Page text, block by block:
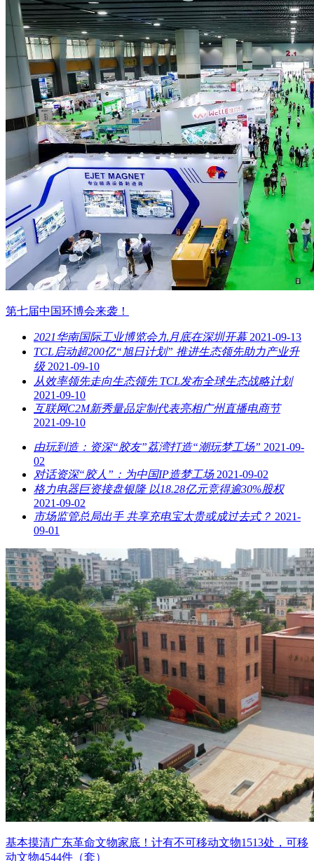
第七届中国环博会来袭！
2021华南国际工业博览会九月底在深圳开幕 2021-09-13
TCL启动超200亿“旭日计划” 推进生态领先助力产业升
级 2021-09-10
从效率领先走向生态领先 TCL发布全球生态战略计划
2021-09-10
互联网C2M新秀量品定制代表亮相广州直播电商节
2021-09-10
由玩到造：资深“胶友”荔湾打造“潮玩梦工场” 2021-09-
02
对话资深“胶人”：为中国IP造梦工场 2021-09-02
格力电器巨资接盘银隆 以18.28亿元竞得逾30%股权
2021-09-02
市场监管总局出手 共享充电宝太贵或成过去式？ 2021-
09-01
基本摸清广东革命文物家底！计有不可移动文物1513处，可移
动文物4544件（套）